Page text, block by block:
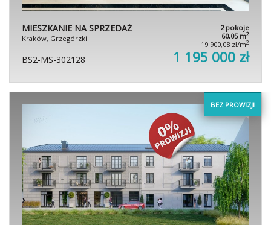
MIESZKANIE NA SPRZEDAŻ
Kraków, Grzegórzki
2 pokoje
60,05 m2
19 900,08 zł/m2
BS2-MS-302128 1 195 000 zł
BEZ PROWIZJI